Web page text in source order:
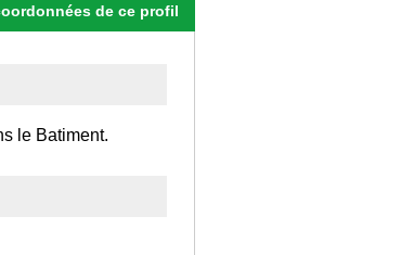
de ce profil
le Batiment.